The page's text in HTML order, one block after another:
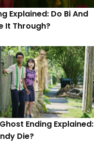
Explained: Do Bi And
It Through?
Ending Explained:
Die?